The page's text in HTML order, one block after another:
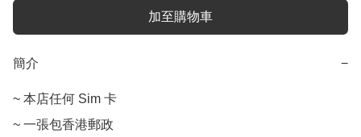
加至購物車
簡介 −
~ 本店任何 Sim 卡
~ 一張包香港郵政